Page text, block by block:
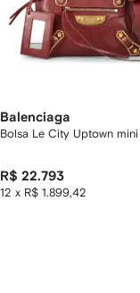
Balenciaga
Bolsa Le City Uptown mini
R$ 22.793
12 x R$ 1.899,42